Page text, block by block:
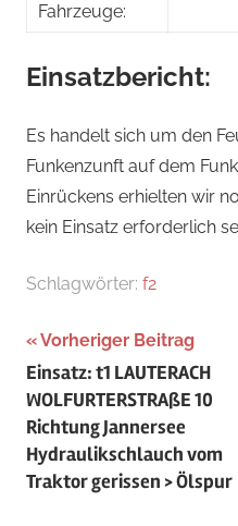
Fahrzeuge:
Einsatzbericht:
Es handelt sich um den
Funkenzunft auf dem
Einrückens erhielten wir
kein Einsatz erforderlich
Schlagwörter: f2
Vorheriger Beitrag
Einsatz: t1 LAUTERACH
WOLFURTERSTRAßE 10
Richtung Jannersee
Hydraulikschlauch vom
Traktor gerissen > Ölspur